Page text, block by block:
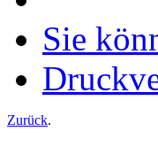
Sie
Zurück.